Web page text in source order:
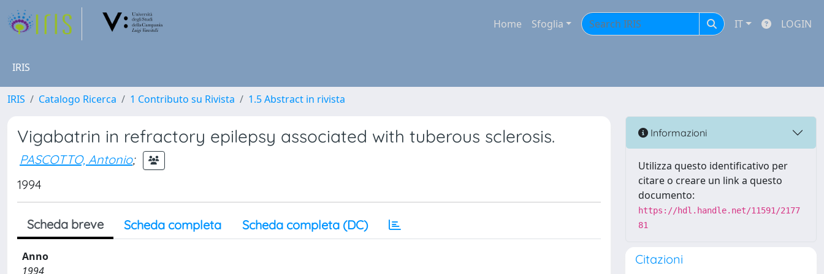
Home Sfoglia IT LOGIN
IRIS
IRIS Catalogo Ricerca 1 Contributo su Rivista 1.5 Abstract in rivista
Vigabatrin in refractory epilepsy associated with tuberous sclerosis.
PASCOTTO, Antonio;
1994
Scheda breve Scheda completa Scheda completa (DC)
Anno
1994
Informazioni
Utilizza questo identificativo per
citare o creare un link a questo
documento:
https://hdl.handle.net/11591/2177
81
Citazioni